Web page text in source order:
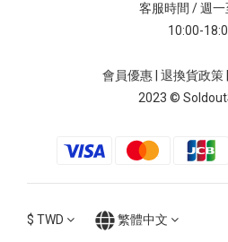
客服時間 / 週一
10:00-
會員優惠 退換貨政策
2023 ©
$ TWD 繁體中文